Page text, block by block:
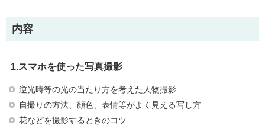
内容
1.スマホを使った写真撮影
逆光時等の光の当たり方を考えた人物撮影
自撮りの方法、顔色、表情等がよく見える写し方
花などを撮影するときのコツ